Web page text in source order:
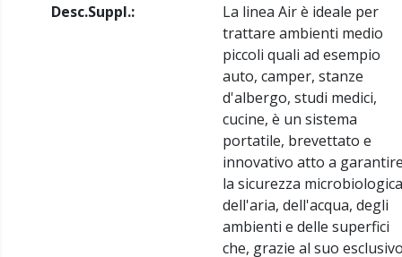
Desc.Suppl.:
La linea Air è ideale per
trattare ambienti medio
piccoli quali ad esempio
auto, camper, stanze
d'albergo, studi medici,
cucine, è un sistema
portatile, brevettato e
innovativo atto a
la sicurezza microbiologica
dell'aria, dell'acqua, degli
ambienti e delle superfici
che, grazie al suo